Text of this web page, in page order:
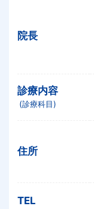
院長
診療内容
(診療科目)
住所
TEL